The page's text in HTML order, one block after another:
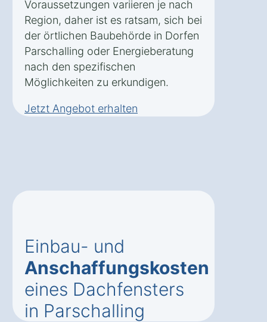
Voraussetzungen variieren je nach
Region, daher ist es ratsam, sich bei
der örtlichen Baubehörde in Dorfen
Parschalling oder Energieberatung
nach den spezifischen
Möglichkeiten zu erkundigen.
Jetzt Angebot erhalten
Einbau- und
Anschaffungskosten
eines Dachfensters
in Parschalling